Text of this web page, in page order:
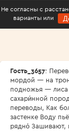
Не согласны с
варианты или
Гость_3657:
мордой — на
подножья — лиса
сахари́нной
переводы, Как
застенке Воду
рядно́ Зашивают,